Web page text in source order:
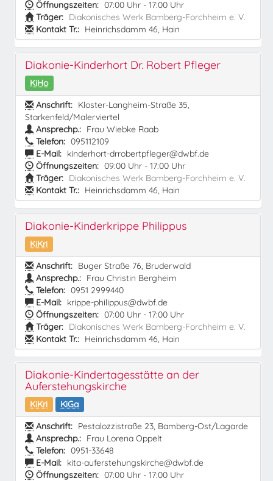
Öffnungszeiten: 07:00 Uhr - 17:00 Uhr
Träger: Diakonisches Werk Bamberg-Forchheim e. V.
Kontakt Tr.: Heinrichsdamm 46, Hain
Diakonie-Kinderhort Dr. Robert Pfleger
KiHo
Anschrift: Kloster-Langheim-Straße 35,
Starkenfeld/Malerviertel
Ansprechp.: Frau Wiebke Raab
Telefon: 095112109
E-Mail: kinderhort-drrobertpfleger@dwbf.de
Öffnungszeiten: 09:00 Uhr - 17:00 Uhr
Träger: Diakonisches Werk Bamberg-Forchheim e. V.
Kontakt Tr.: Heinrichsdamm 46, Hain
Diakonie-Kinderkrippe Philippus
KiKri
Anschrift: Buger Straße 76, Bruderwald
Ansprechp.: Frau Christin Bergheim
Telefon: 0951 2999440
E-Mail: krippe-philippus@dwbf.de
Öffnungszeiten: 07:00 Uhr - 17:00 Uhr
Träger: Diakonisches Werk Bamberg-Forchheim e. V.
Kontakt Tr.: Heinrichsdamm 46, Hain
Diakonie-Kindertagesstätte an der
Auferstehungskirche
KiKri
KiGa
Anschrift: Pestalozzistraße 23, Bamberg-Ost/Lagarde
Ansprechp.: Frau Lorena Oppelt
Telefon: 0951-33648
E-Mail: kita-auferstehungskirche@dwbf.de
Öffnungszeiten: 07:00 Uhr - 17:00 Uhr